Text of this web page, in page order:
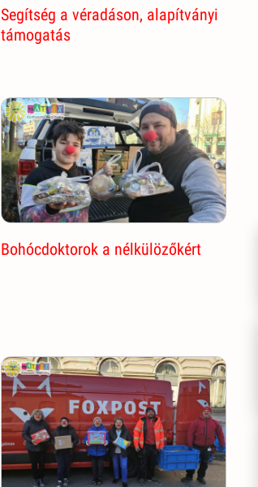
Segítség a véradáson, alapítványi
támogatás
Bohócdoktorok a nélkülözőkért